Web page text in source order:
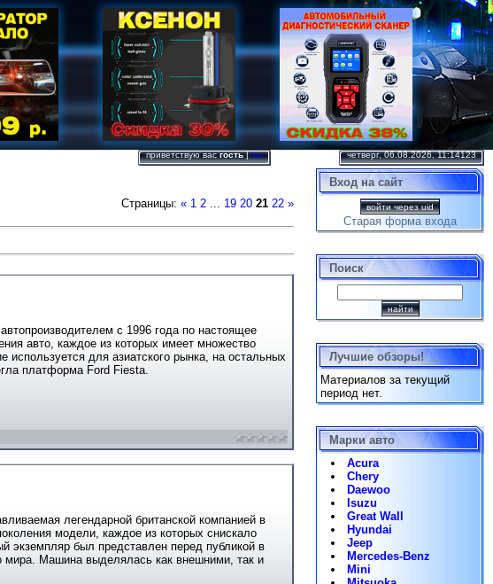
приветствую вас гость|rss четверг, 06.08.2026, 11:14123
Страницы: « 1 2 19 20 21 22 »
с 1996 года по настоящее
авто, каждое из которых имеет множество
для азиатского рынка, на остальных
платформа Ford Fiesta.
легендарной британской компанией в
модели, каждое из которых снискало
экземпляр был представлен перед публикой в
мира. Машина выделялась как внешними, так и
Вход на сайт
войти через uid
Старая форма входа
Поиск
Лучшие обзоры!
Материалов за текущий
период нет.
Марки авто
Acura
Chery
Daewoo
Isuzu
Great Wall
Hyundai
Jeep
Mercedes-Benz
Mini